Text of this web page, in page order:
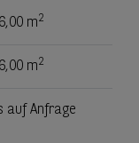
m2
m2
auf Anfrage